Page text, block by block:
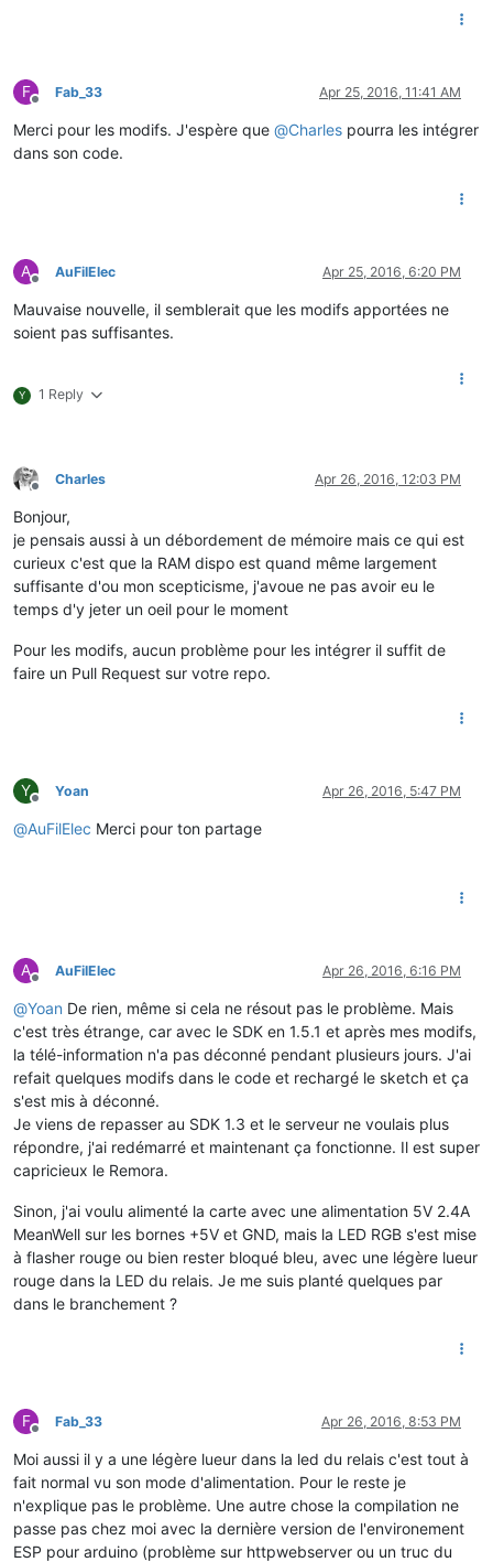
F
Offline
Fab_33 Apr 25, 2016, 11:41 AM
Merci pour les modifs. J'espère que @Charles pourra les intégrer
dans son code.
A
Offline
AuFilElec Apr 25, 2016, 6:20 PM
Mauvaise nouvelle, il semblerait que les modifs apportées ne
soient pas suffisantes.
Y 1 Reply
Offline
Charles Apr 26, 2016, 12:03 PM
Bonjour,
je pensais aussi à un débordement de mémoire mais ce qui est
curieux c'est que la RAM dispo est quand même largement
suffisante d'ou mon scepticisme, j'avoue ne pas avoir eu le
temps d'y jeter un oeil pour le moment
Pour les modifs, aucun problème pour les intégrer il suffit de
faire un Pull Request sur votre repo.
Y
Offline
Yoan Apr 26, 2016, 5:47 PM
@AuFilElec Merci pour ton partage
A
Offline
AuFilElec Apr 26, 2016, 6:16 PM
@Yoan De rien, même si cela ne résout pas le problème. Mais
c'est très étrange, car avec le SDK en 1.5.1 et après mes modifs,
la télé-information n'a pas déconné pendant plusieurs jours. J'ai
refait quelques modifs dans le code et rechargé le sketch et ça
s'est mis à déconné.
Je viens de repasser au SDK 1.3 et le serveur ne voulais plus
répondre, j'ai redémarré et maintenant ça fonctionne. Il est super
capricieux le Remora.
Sinon, j'ai voulu alimenté la carte avec une alimentation 5V 2.4A
MeanWell sur les bornes +5V et GND, mais la LED RGB s'est mise
à flasher rouge ou bien rester bloqué bleu, avec une légère lueur
rouge dans la LED du relais. Je me suis planté quelques par
dans le branchement ?
F
Offline
Fab_33 Apr 26, 2016, 8:53 PM
Moi aussi il y a une légère lueur dans la led du relais c'est tout à
fait normal vu son mode d'alimentation. Pour le reste je
n'explique pas le problème. Une autre chose la compilation ne
passe pas chez moi avec la dernière version de l'environement
ESP pour arduino (problème sur httpwebserver ou un truc du